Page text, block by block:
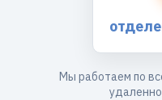
Мы работаем по